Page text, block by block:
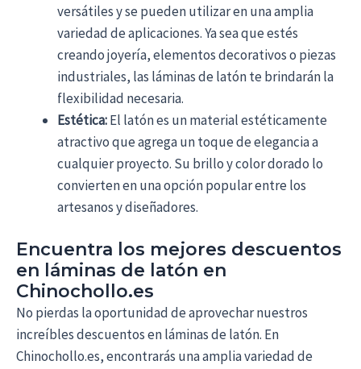
versátiles y se pueden utilizar en una amplia
variedad de aplicaciones. Ya sea que estés
creando joyería, elementos decorativos o piezas
industriales, las láminas de latón te brindarán la
flexibilidad necesaria.
Estética:El latón es un material estéticamente
atractivo que agrega un toque de elegancia a
cualquier proyecto. Su brillo y color dorado lo
convierten en una opción popular entre los
artesanos y diseñadores.
Encuentra los mejores descuentos
en láminas de latón en
Chinochollo.es
No pierdas la oportunidad de aprovechar nuestros
increíbles descuentos en láminas de latón. En
Chinochollo.es, encontrarás una amplia variedad de